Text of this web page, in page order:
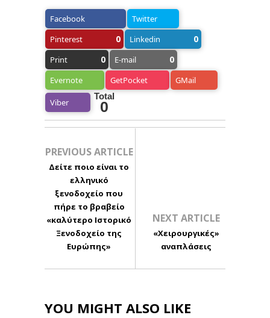
Facebook
Twitter
Pinterest
0 Linkedin 0
Print 0 E-mail 0
Evernote GetPocket GMail
Viber
Total
0
PREVIOUS ARTICLE
Δείτε ποιο είναι το
ελληνικό
ξενοδοχείο που
πήρε το βραβείο
«καλύτερο Ιστορικό
Ξενοδοχείο της
Ευρώπης»
NEXT ARTICLE
«Χειρουργικές»
αναπλάσεις
YOU MIGHT ALSO LIKE